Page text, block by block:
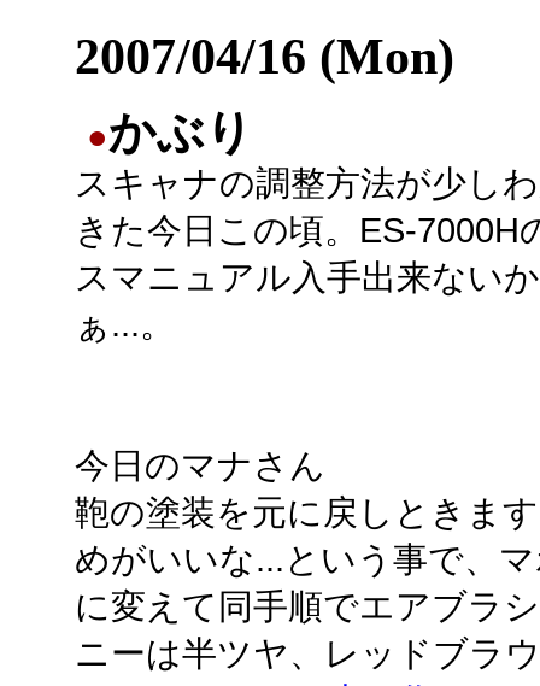
2007/04/16 (Mon)
●かぶり
スキャナの調整方法が少し
きた今日この頃。ES-7000H
スマニュアル入手出来ない
ぁ...。
今日のマナさん
鞄の塗装を元に戻しときま
めがいいな...という事で、
に変えて同手順でエアブラ
ニーは半ツヤ、レッドブラ